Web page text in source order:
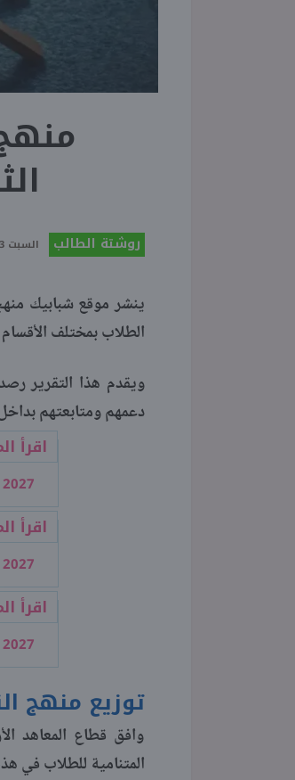
روشتة الطالب السبت 13-06-2026 05:51 مـ
الطلاب بمختلف
ويقدم هذا التقرير
دعمهم ومتابعتهم
اقرأ
2027 للترمين
اقرأ
2027 للترمين
اقرأ
2027 للترمين
توزيع منهج
وافق قطاع المعاهد
المتنامية للطلاب في